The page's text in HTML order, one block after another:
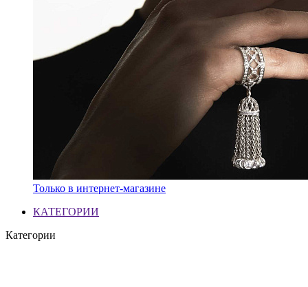
Только в интернет-магазине
КАТЕГОРИИ
Категории